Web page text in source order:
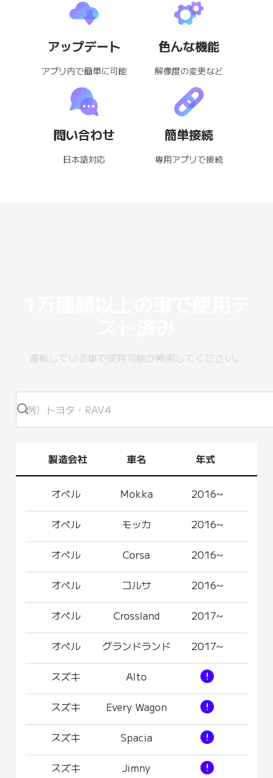
アップデート
アプリ内で簡単に可能
色んな機能
解像度の変更など
問い合わせ
日本語対応
簡単接続
専用アプリで接続
運転している車で使用可能か検索してください。
製造会社 車名 年式
オペル Mokka 2016~
オペル モッカ 2016~
オペル Corsa 2016~
オペル コルサ 2016~
オペル Crossland 2017~
オペル グランドランド 2017~
スズキ Alto
スズキ Every Wagon
スズキ Spacia
スズキ Jimny